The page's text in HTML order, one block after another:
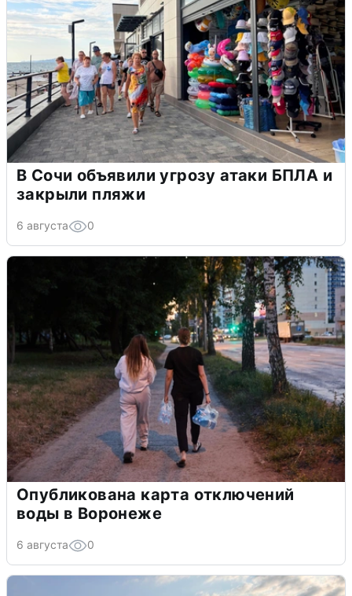
В Сочи объявили угрозу атаки БПЛА и
закрыли пляжи
6 августа 0
Опубликована карта отключений
воды в Воронеже
6 августа 0